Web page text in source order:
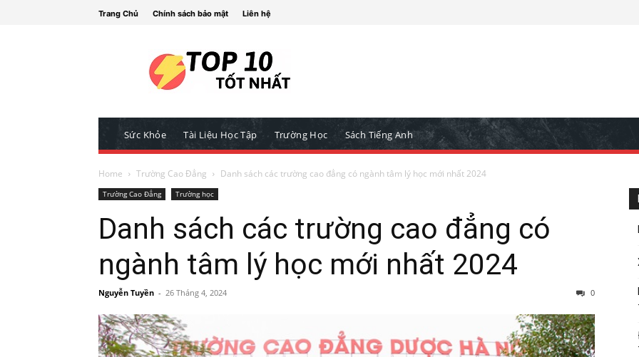
Trang Chủ Chính sách bảo mật Liên hệ
Sức Khỏe Tài Liệu Học Tập Trường Học Sách Tiếng Anh
Home Trường Cao Đẳng Danh sách các trường cao đẳng có ngành tâm lý học mới nhất 2024
Trường Cao Đẳng Trường học
Danh sách các trường cao đẳng có
ngành tâm lý học mới nhất 2024
Nguyễn Tuyền - 26 Tháng 4, 2024 0